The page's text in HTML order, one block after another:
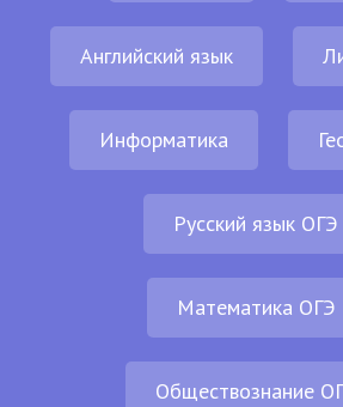
Английский язык
Информатика
Русский язык ОГЭ
Математика ОГЭ
Обществознание